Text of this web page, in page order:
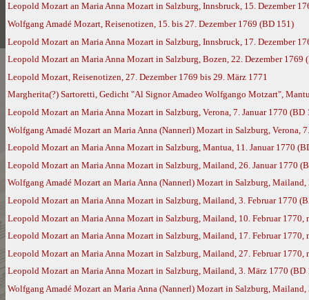
Leopold Mozart an Maria Anna Mozart in Salzburg, Innsbruck, 15. Dezember
Wolfgang Amadé Mozart, Reisenotizen, 15. bis 27. Dezember 1769 (BD 151)
Leopold Mozart an Maria Anna Mozart in Salzburg, Innsbruck, 17. Dezember
Leopold Mozart an Maria Anna Mozart in Salzburg, Bozen, 22. Dezember 1769
Leopold Mozart, Reisenotizen, 27. Dezember 1769 bis 29. März 1771
Margherita(?) Sartoretti, Gedicht "Al Signor Amadeo Wolfgango Motzart",
Leopold Mozart an Maria Anna Mozart in Salzburg, Verona, 7. Januar 1770 (BD
Wolfgang Amadé Mozart an Maria Anna (Nannerl) Mozart in Salzburg,
Leopold Mozart an Maria Anna Mozart in Salzburg, Mantua, 11. Januar 1770
Leopold Mozart an Maria Anna Mozart in Salzburg, Mailand, 26. Januar 1770
Wolfgang Amadé Mozart an Maria Anna (Nannerl) Mozart in Salzburg, Mailand,
Leopold Mozart an Maria Anna Mozart in Salzburg, Mailand, 3. Februar 1770
Leopold Mozart an Maria Anna Mozart in Salzburg, Mailand, 10. Februar
Leopold Mozart an Maria Anna Mozart in Salzburg, Mailand, 17. Februar
Leopold Mozart an Maria Anna Mozart in Salzburg, Mailand, 27. Februar
Leopold Mozart an Maria Anna Mozart in Salzburg, Mailand, 3. März 1770 (BD
Wolfgang Amadé Mozart an Maria Anna (Nannerl) Mozart in Salzburg,